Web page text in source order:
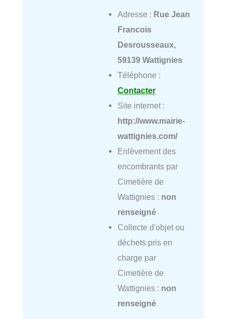
Adresse : Rue Jean
Francois
Desrousseaux,
59139 Wattignies
Téléphone :
Contacter
Site internet :
http://www.mairie-
wattignies.com/
Enlèvement des
encombrants par
Cimetière de
Wattignies : non
renseigné
Collecte d'objet ou
déchets pris en
charge par
Cimetière de
Wattignies : non
renseigné